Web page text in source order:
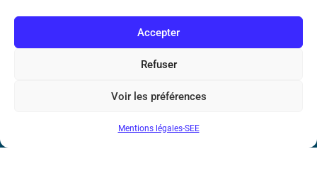
Accepter
Refuser
Voir les préférences
Mentions légales-SEE
Conditions Générales de Vente
Mentions légales